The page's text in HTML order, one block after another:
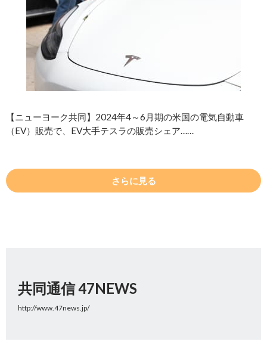
【ニューヨーク共同】2024年4～6月期の米国の電気自動車
（EV）販売で、EV大手テスラの販売シェア……
さらに見る
共同通信 47NEWS
http://www.47news.jp/